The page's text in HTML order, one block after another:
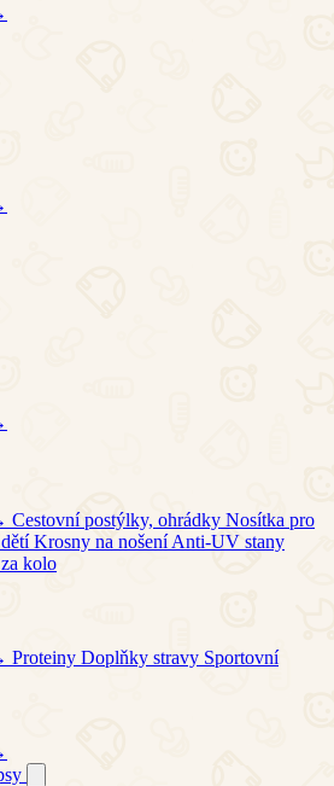
Cestovní postýlky, ohrádky Nosítka pro
Krosny na nošení Anti-UV stany
kolo
Proteiny Doplňky stravy Sportovní